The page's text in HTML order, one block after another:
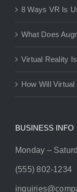
8 Ways VR Is
What Does
Virtual Reality
How Will
BUSINESS INFO
Monday –
(555) 802-1234